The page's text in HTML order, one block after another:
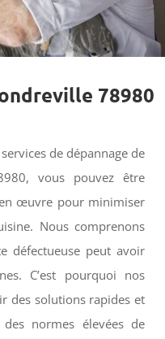
78980
de dépannage de
vous pouvez être
œuvre pour minimiser
Nous comprenons
défectueuse peut avoir
C’est pourquoi nos
des solutions rapides et
normes élevées de